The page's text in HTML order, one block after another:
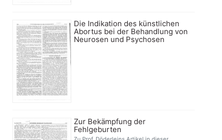
Die Indikation des künstlichen
Abortus bei der Behandlung von
Neurosen und Psychosen
Zur Bekämpfung der
Fehlgeburten